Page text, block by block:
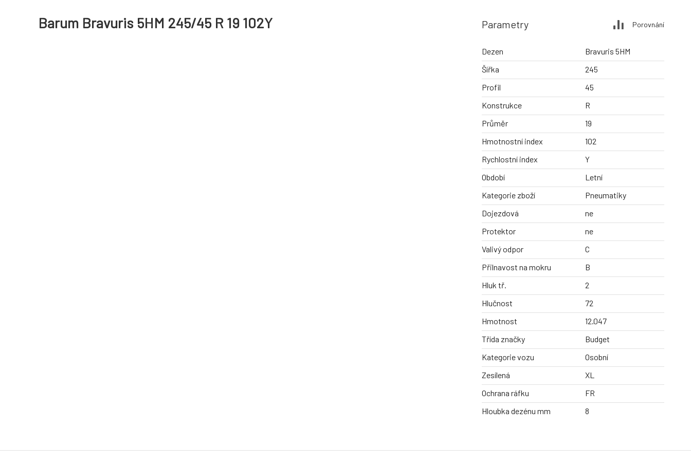
Barum Bravuris 5HM 245/45 R 19 102Y Parametry Porovnání
Dezen
Bravuris 5HM
Šířka
245
Profil
45
Konstrukce
R
Průměr
19
Hmotnostní index
102
Rychlostní index
Y
Období
Letní
Kategorie zboží
Pneumatiky
Dojezdová
ne
Protektor
ne
Valivý odpor
C
Přilnavost na mokru
B
Hluk tř.
2
Hlučnost
72
Hmotnost
12.047
Třída značky
Budget
Kategorie vozu
Osobní
Zesílená
XL
Ochrana ráfku
FR
Hloubka dezénu mm
8